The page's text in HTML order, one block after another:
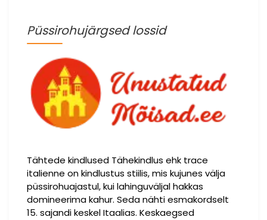
Püssirohujärgsed lossid
Tähtede kindlused Tähekindlus ehk trace
italienne on kindlustus stiilis, mis kujunes välja
püssirohuajastul, kui lahinguväljal hakkas
domineerima kahur. Seda nähti esmakordselt
15. sajandi keskel Itaalias. Keskaegsed